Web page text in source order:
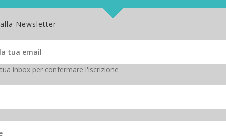
Newsletter
inbox per confermare l'iscrizione